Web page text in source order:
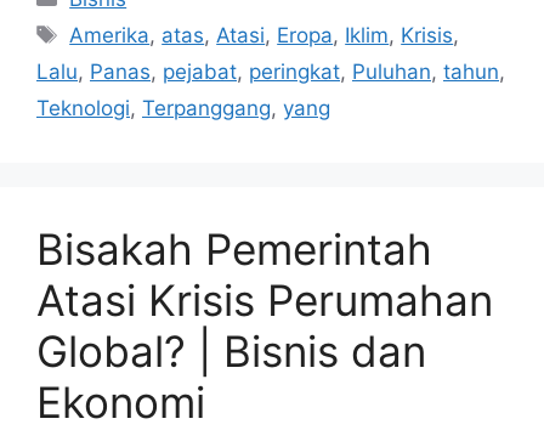
Tag
Amerika, atas,Atasi, Eropa, Iklim, Krisis,
Lalu, Panas, pejabat, peringkat, Puluhan, tahun,
Teknologi, Terpanggang, yang
Bisakah Pemerintah
Atasi Krisis Perumahan
Global? | Bisnis dan
Ekonomi